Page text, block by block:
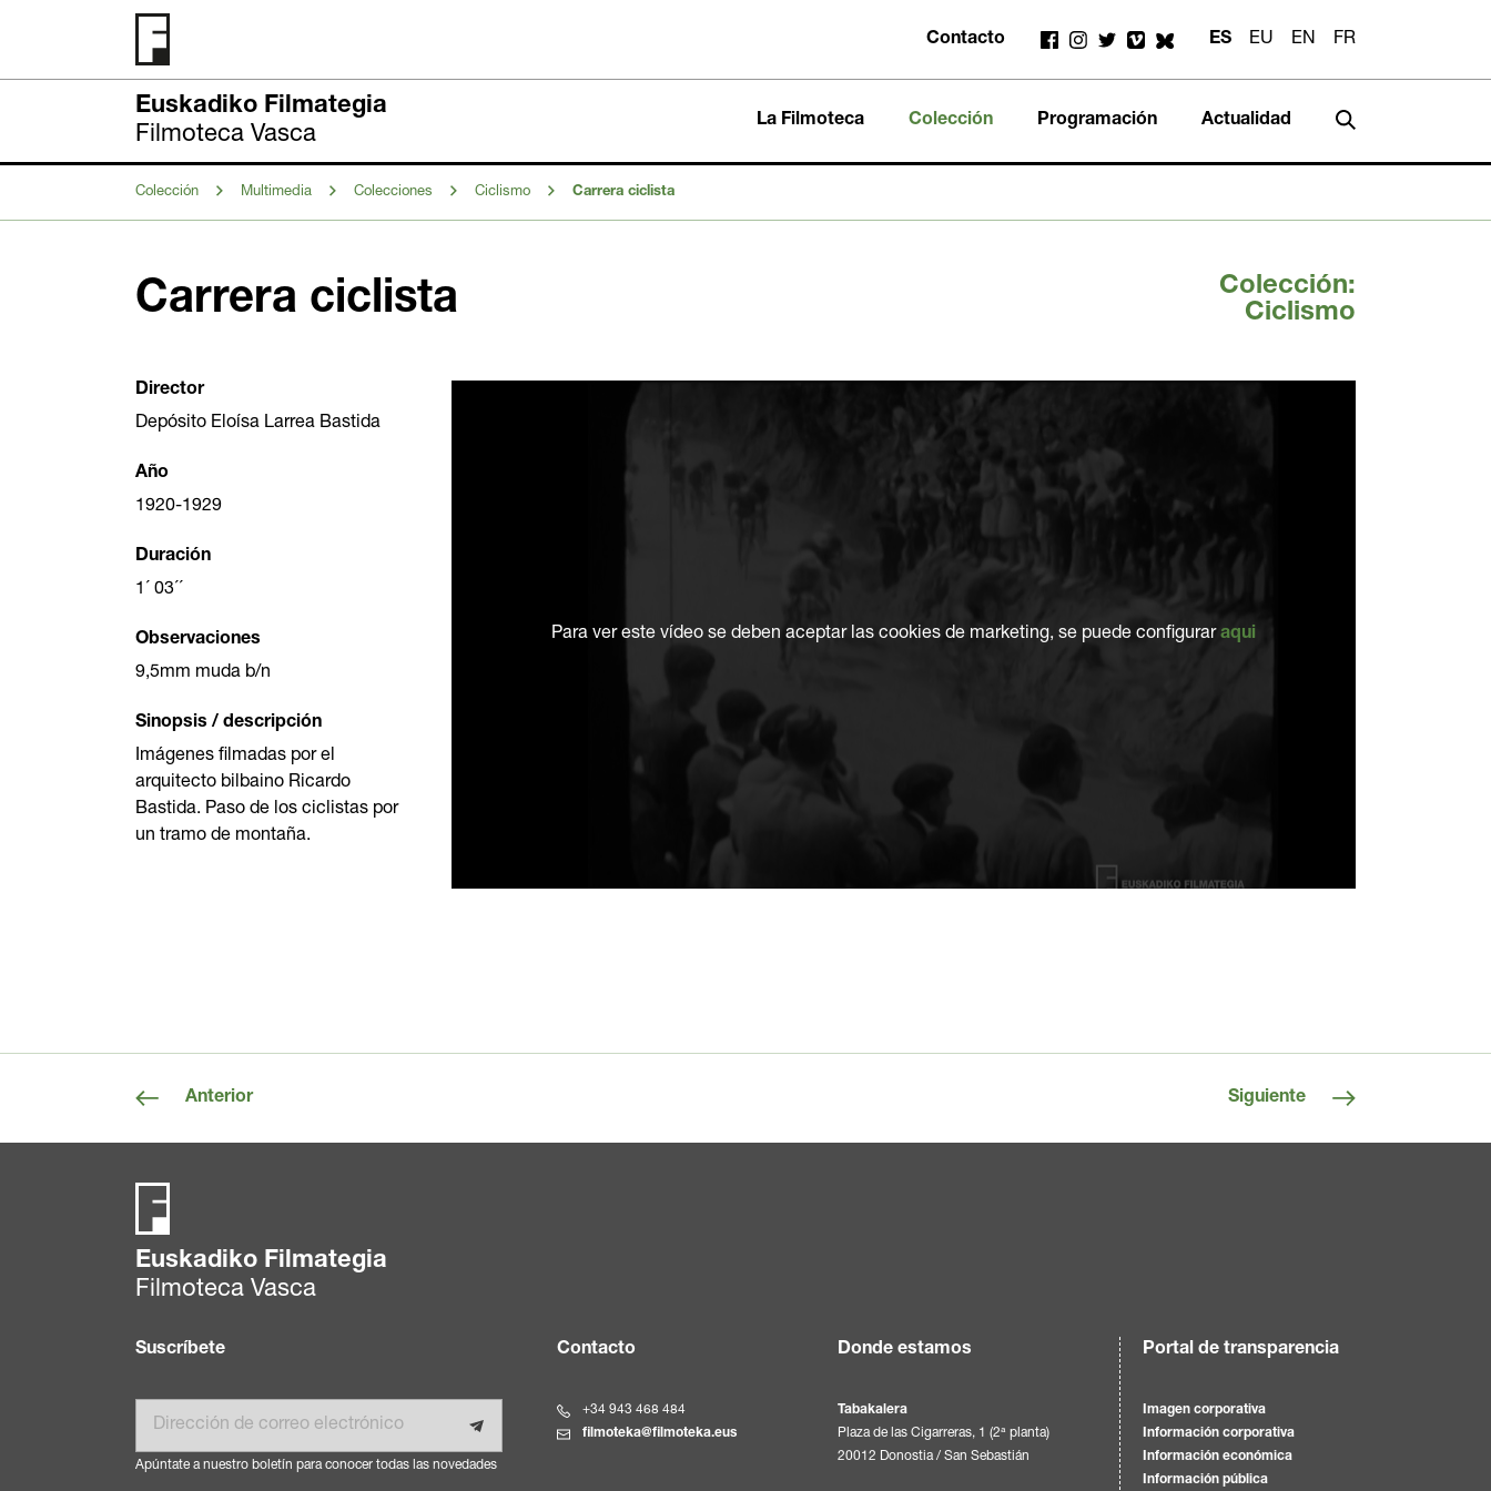
Contacto ES EU EN FR
Euskadiko Filmategia
Filmoteca Vasca
La Filmoteca Colección Programación Actualidad
Colección Multimedia Colecciones Ciclismo Carrera ciclista
Carrera ciclista
Colección:
Ciclismo
Director
Depósito Eloísa Larrea Bastida
Año
1920-1929
Duración
1´ 03´´
Observaciones
9,5mm muda b/n
Sinopsis / descripción
Imágenes filmadas por el
arquitecto bilbaino Ricardo
Bastida. Paso de los ciclistas por
un tramo de montaña.
Para ver este vídeo se deben aceptar las cookies de marketing, se puede configuraraqui
Anterior Siguiente
Euskadiko Filmategia
Filmoteca Vasca
Suscríbete
Apúntate a nuestro boletín para conocer todas las novedades
Contacto
+34 943 468 484
filmoteka@filmoteka.eus
Donde estamos
Tabakalera
Plaza de las Cigarreras, 1 (2ª planta)
20012 Donostia / San Sebastián
Portal de transparencia
Imagen corporativa
Información corporativa
Información económica
Información pública